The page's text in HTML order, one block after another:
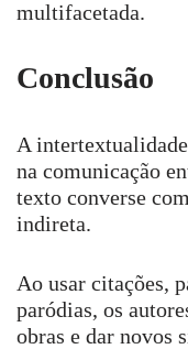
multifacetada.
Conclusão
A
na comunicação
texto converse
indireta.
Ao usar citações,
paródias, os
obras e dar novos